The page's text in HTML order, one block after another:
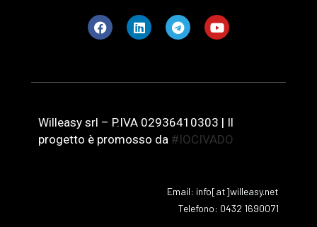
FacebookLinkedinTelegramYoutube
Willeasy srl – P.IVA 02936410303 | Il
progetto è promosso da #IOCIVADO
Email: info[at]willeasy.net
Telefono: 0432 1690071